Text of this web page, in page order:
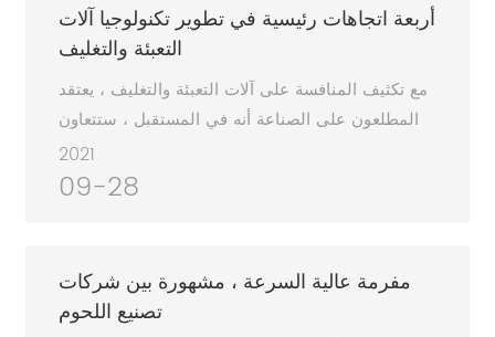
المملكة المتحدة والولايات المتحدة الأمريكية والألمانية
وإيطاليا وما إلى ذلك. مرحبًا بكم في زيارة كشكنا
والاستفسار عن منتجاتنا.
أربعة اتجاهات رئيسية في تطوير تكنولوجيا آلات
التعبئة والتغليف
مع تكثيف المنافسة على آلات التعبئة والتغليف ، يعتقد
المطلعون على الصناعة أنه في المستقبل ، ستتعاون
صناعة التغليف مع اتجاه الأتمتة الصناعية وتتحرك في
اتجاه تكنولوجيا البحث والتطوير والمواهب وآلات
2021
09-28
مفرمة عالية السرعة ، مشهورة بين شركات
تصنيع اللحوم